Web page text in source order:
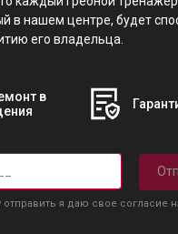
в нашем центре, будет
его владельца.
в
я даю свое согласие